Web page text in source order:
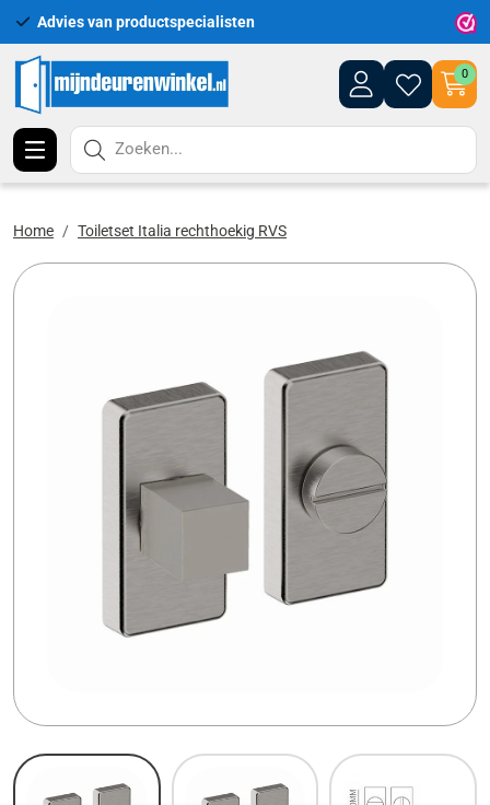
Advies van productspecialisten
0
Zoeken...
Home Toiletset Italia rechthoekig RVS